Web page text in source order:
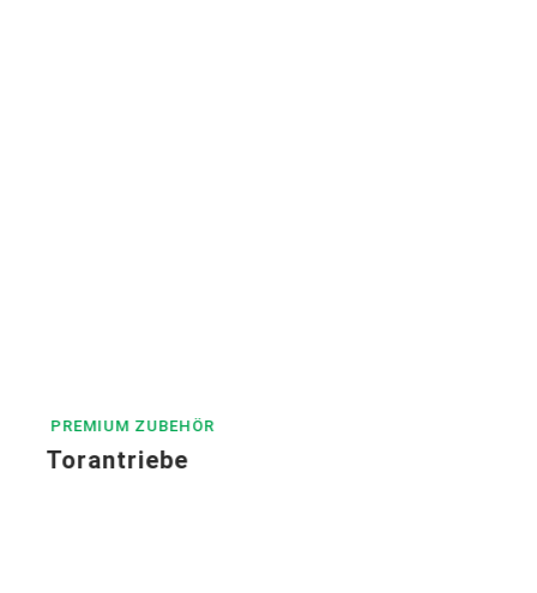
PREMIUM ZUBEHÖR
Torantriebe